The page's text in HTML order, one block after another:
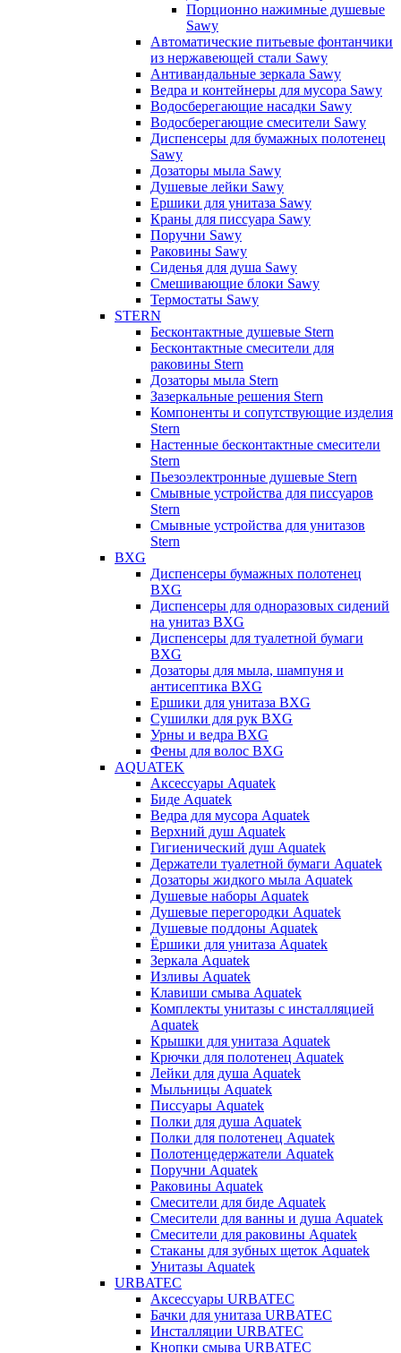
Порционно нажимные душевые
Sawy
Автоматические питьевые фонтанчики
из нержавеющей стали Sawy
Антивандальные зеркала Sawy
Ведра и контейнеры для мусора Sawy
Водосберегающие насадки Sawy
Водосберегающие смесители Sawy
Диспенсеры для бумажных полотенец
Sawy
Дозаторы мыла Sawy
Душевые лейки Sawy
Ершики для унитаза Sawy
Краны для писсуара Sawy
Поручни Sawy
Раковины Sawy
Сиденья для душа Sawy
Смешивающие блоки Sawy
Термостаты Sawy
STERN
Бесконтактные душевые Stern
Бесконтактные смесители для
раковины Stern
Дозаторы мыла Stern
Зазеркальные решения Stern
Компоненты и сопутствующие изделия
Stern
Настенные бесконтактные смесители
Stern
Пьезоэлектронные душевые Stern
Смывные устройства для писсуаров
Stern
Смывные устройства для унитазов
Stern
BXG
Диспенсеры бумажных полотенец
BXG
Диспенсеры для одноразовых сидений
на унитаз BXG
Диспенсеры для туалетной бумаги
BXG
Дозаторы для мыла, шампуня и
антисептика BXG
Ершики для унитаза BXG
Сушилки для рук BXG
Урны и ведра BXG
Фены для волос BXG
AQUATEK
Аксессуары Aquatek
Биде Aquatek
Ведра для мусора Aquatek
Верхний душ Aquatek
Гигиенический душ Aquatek
Держатели туалетной бумаги Aquatek
Дозаторы жидкого мыла Aquatek
Душевые наборы Aquatek
Душевые перегородки Aquatek
Душевые поддоны Aquatek
Ёршики для унитаза Aquatek
Зеркала Aquatek
Изливы Aquatek
Клавиши смыва Aquatek
Комплекты унитазы с инсталляцией
Aquatek
Крышки для унитаза Aquatek
Крючки для полотенец Aquatek
Лейки для душа Aquatek
Мыльницы Aquatek
Писсуары Aquatek
Полки для душа Aquatek
Полки для полотенец Aquatek
Полотенцедержатели Aquatek
Поручни Aquatek
Раковины Aquatek
Смесители для биде Aquatek
Смесители для ванны и душа Aquatek
Смесители для раковины Aquatek
Стаканы для зубных щеток Aquatek
Унитазы Aquatek
URBATEC
Аксессуары URBATEC
Бачки для унитаза URBATEC
Инсталляции URBATEC
Кнопки смыва URBATEC